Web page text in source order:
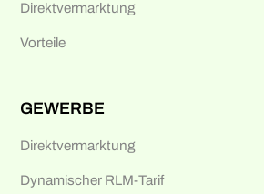
Direktvermarktung
Vorteile
GEWERBE
Direktvermarktung
Dynamischer RLM-Tarif